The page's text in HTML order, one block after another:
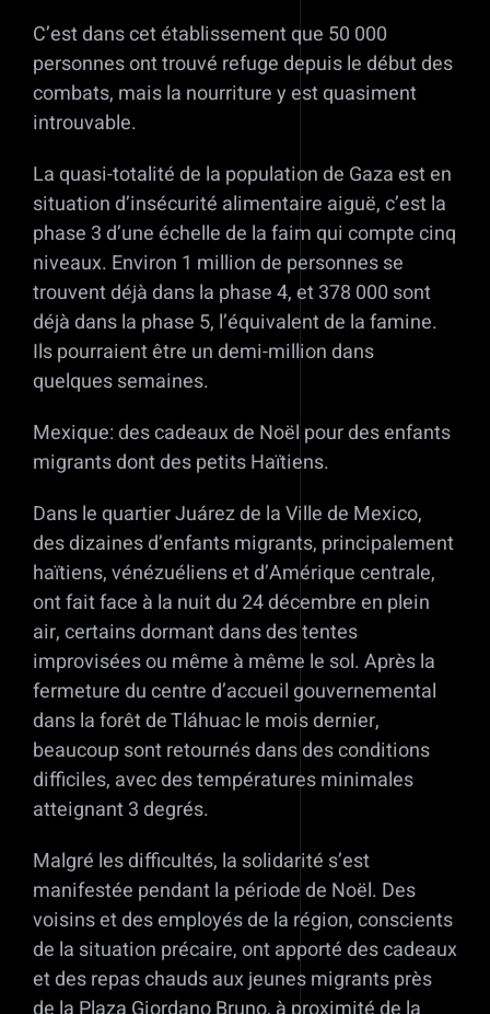
C’est dans cet établissement que 50 000
personnes ont trouvé refuge depuis le début des
combats, mais la nourriture y est quasiment
introuvable.
La quasi-totalité de la population de Gaza est en
situation d’insécurité alimentaire aiguë, c’est la
phase 3 d’une échelle de la faim qui compte cinq
niveaux. Environ 1 million de personnes se
trouvent déjà dans la phase 4, et 378 000 sont
déjà dans la phase 5, l’équivalent de la famine.
Ils pourraient être un demi-million dans
quelques semaines.
Mexique: des cadeaux de Noël pour des enfants
migrants dont des petits Haïtiens.
Dans le quartier Juárez de la Ville de Mexico,
des dizaines d’enfants migrants, principalement
haïtiens, vénézuéliens et d’Amérique centrale,
ont fait face à la nuit du 24 décembre en plein
air, certains dormant dans des tentes
improvisées ou même à même le sol. Après la
fermeture du centre d’accueil gouvernemental
dans la forêt de Tláhuac le mois dernier,
beaucoup sont retournés dans des conditions
difficiles, avec des températures minimales
atteignant 3 degrés.
Malgré les difficultés, la solidarité s’est
manifestée pendant la période de Noël. Des
voisins et des employés de la région, conscients
de la situation précaire, ont apporté des cadeaux
et des repas chauds aux jeunes migrants près